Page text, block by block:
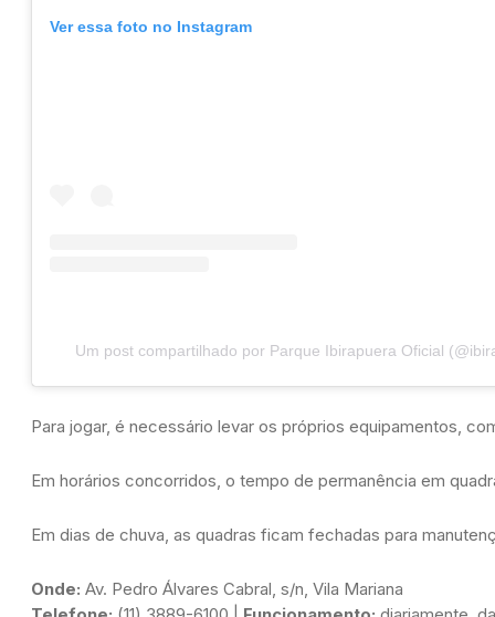
Ver essa foto no Instagram
Um post compartilhado por Parque Ibirapuera Oficial
Para jogar, é necessário levar os próprios equipamentos,
Em horários concorridos, o tempo de permanência em
Em dias de chuva, as quadras ficam fechadas para
Onde: